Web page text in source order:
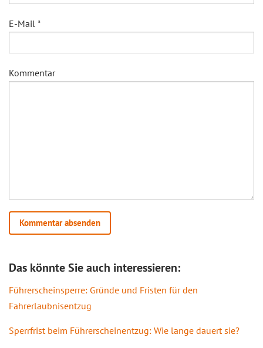
E-Mail *
Kommentar
Das könnte Sie auch interessieren:
Führerscheinsperre: Gründe und Fristen für den
Fahrerlaubnisentzug
Sperrfrist beim Führerscheinentzug: Wie lange dauert sie?